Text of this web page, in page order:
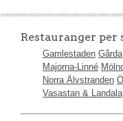
Restauranger per
Gamlestaden Gårda
Majorna-Linné
Norra Älvstranden
Vasastan & Landala